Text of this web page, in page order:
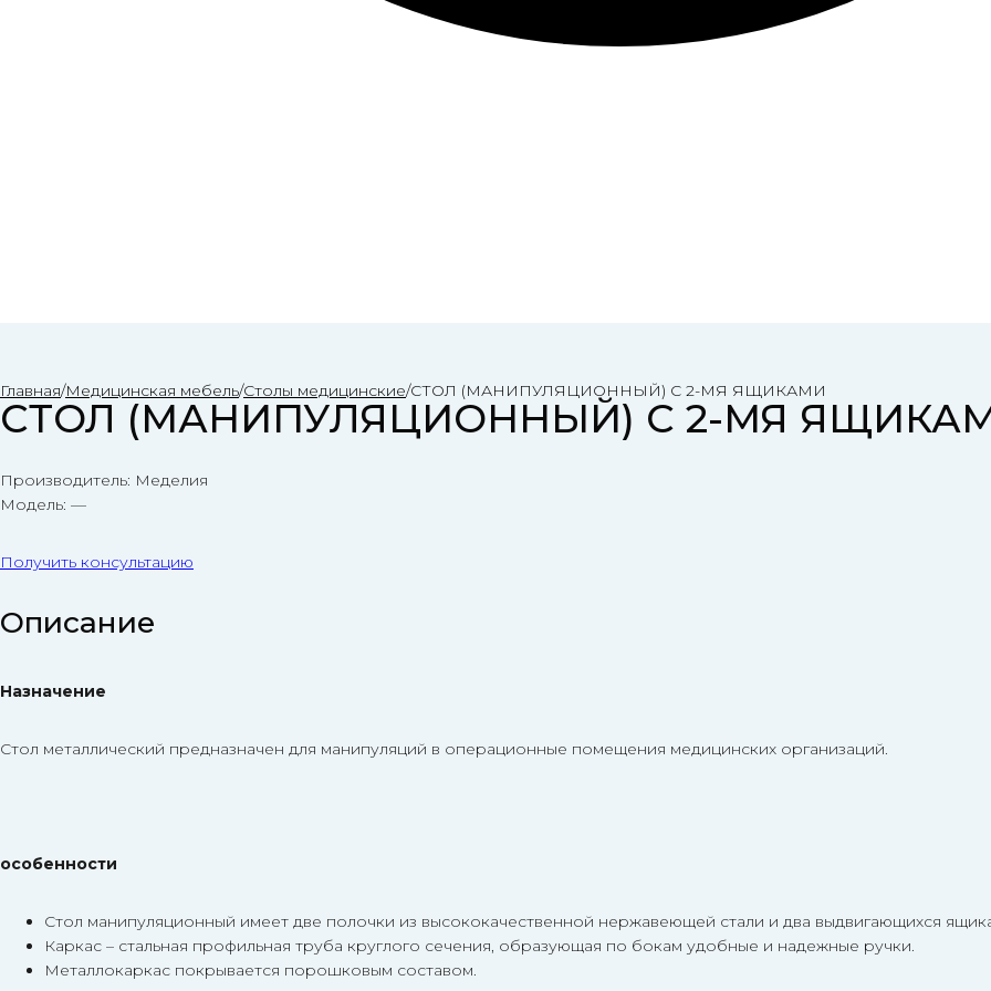
Главная/Медицинская мебель/Столы медицинские/CТОЛ (МАНИПУЛЯЦИОННЫЙ) С 2-МЯ ЯЩИКАМИ
CТОЛ (МАНИПУЛЯЦИОННЫЙ) С 2-МЯ
Производитель: Меделия
Модель: —
Получить консультацию
Описание
Назначение
Стол металлический предназначен для манипуляций в операционные помещения медицинских организаций.
особенности
Стол манипуляционный имеет две полочки из высококачественной нержавеющей стали и два выдвигающихся
Каркас – стальная профильная труба круглого сечения, образующая по бокам удобные и надежные ручки.
Металлокаркас покрывается порошковым составом.